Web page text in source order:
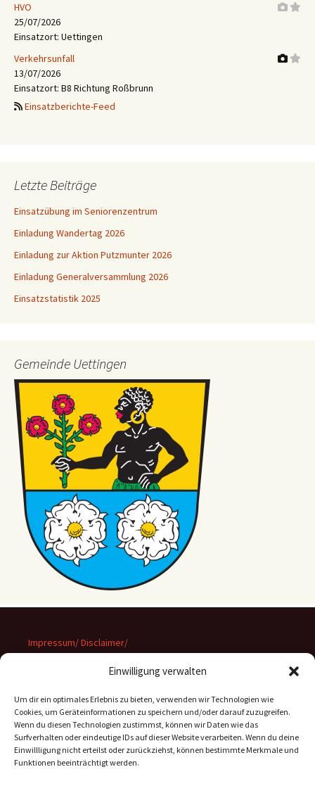
Einwilligung verwalten
Um dir ein optimales Erlebnis zu bieten, verwenden wir Technologien wie
Cookies, um Geräteinformationen zu speichern und/oder darauf zuzugreifen.
Wenn du diesen Technologien zustimmst, können wir Daten wie das
Surfverhalten oder eindeutige IDs auf dieser Website verarbeiten. Wenn du deine
Einwillligung nicht erteilst oder zurückziehst, können bestimmte Merkmale und
Funktionen beeinträchtigt werden.
HVO
25/07/2026
Einsatzort: Uettingen
Verkehrsunfall
13/07/2026
Einsatzort: B8 Richtung Roßbrunn
Einsatzberichte-Feed
Letzte Beiträge
Einsatzübung im Seniorenzentrum
Einladung Wandertag 2026
Einladung zur Aktion Putzmunter 2026
Einladung Generalversammlung 2026
Einsatzstatistik 2025
Gemeinde Uettingen
Impressum/ Disclaimer/
Datenschutz
Suchen
nach: